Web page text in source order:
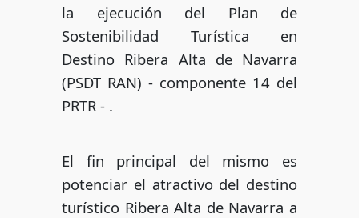
la ejecución del Plan de
Sostenibilidad Turística en
Destino Ribera Alta de Navarra
(PSDT RAN) - componente 14 del
PRTR - .
El fin principal del mismo es
potenciar el atractivo del destino
turístico Ribera Alta de Navarra a